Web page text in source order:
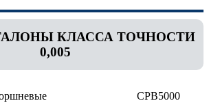
КЛАССА ТОЧНОСТИ
0,005
СРВ5000